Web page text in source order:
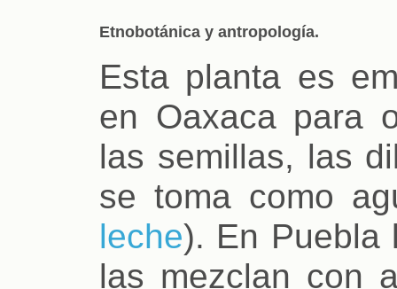
Etnobotánica y antropología.
Esta planta es
en Oaxaca para
las semillas, las
se toma como
leche). En Puebla
las mezclan con